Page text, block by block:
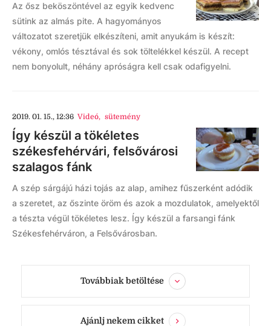
Az ősz beköszöntével az egyik kedvenc
sütink az almás pite. A hagyományos
változatot szeretjük elkészíteni, amit anyukám is készít:
vékony, omlós tésztával és sok töltelékkel készül. A recept
nem bonyolult, néhány apróságra kell csak odafigyelni.
2019. 01. 15., 12:36 Videó, sütemény
Így készül a tökéletes
székesfehérvári, felsővárosi
szalagos fánk
A szép sárgájú házi tojás az alap, amihez fűszerként adódik
a szeretet, az őszinte öröm és azok a mozdulatok, amelyektől
a tészta végül tökéletes lesz. Így készül a farsangi fánk
Székesfehérváron, a Felsővárosban.
Továbbiak betöltése
Ajánlj nekem cikket